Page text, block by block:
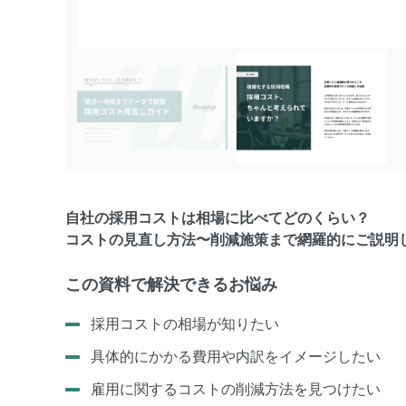
自社の採用コストは相場に比べてどのくらい？
コストの見直し方法〜削減施策まで網羅的にご説明
この資料で解決できるお悩み
採用コストの相場が知りたい
具体的にかかる費用や内訳をイメージしたい
雇用に関するコストの削減方法を見つけたい